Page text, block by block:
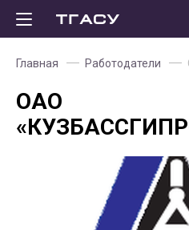
Главная Работодатели
ОАО